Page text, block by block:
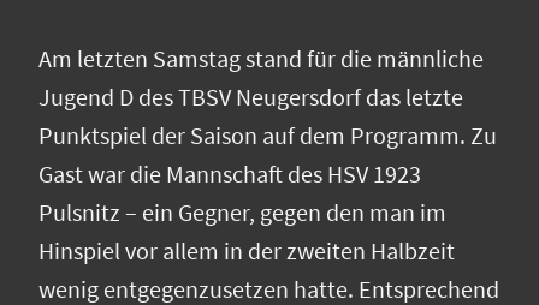
Am letzten Samstag stand für die männliche
Jugend D des TBSV Neugersdorf das letzte
Punktspiel der Saison auf dem Programm. Zu
Gast war die Mannschaft des HSV 1923
Pulsnitz – ein Gegner, gegen den man im
Hinspiel vor allem in der zweiten Halbzeit
wenig entgegenzusetzen hatte. Entsprechend